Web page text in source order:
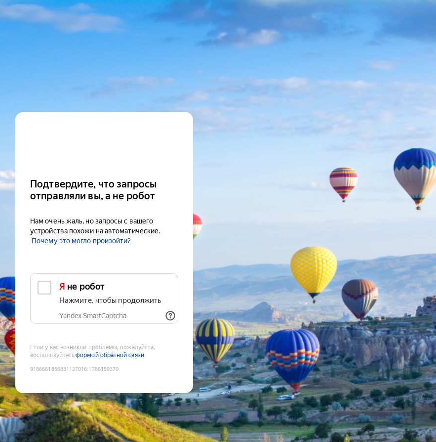
Подтвердите, что запросы
отправляли вы, а не робот
Нам очень жаль, но запросы с вашего
устройства похожи на автоматические.
Почему это могло произойти?
Я не робот
Нажмите, чтобы продолжить
Yandex SmartCaptcha
Если у вас возникли проблемы, пожалуйста,
воспользуйтесьформой обратной связи
9186661856831127016:1786159370